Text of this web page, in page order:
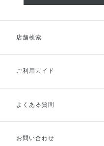
店舗検索
ご利用ガイド
ご利用ガイドトップ
お支払方法
よくある質問
お問い合わせ